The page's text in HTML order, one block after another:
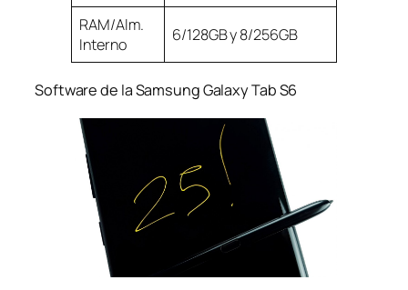
RAM/Alm.
Interno
6/128GB y 8/256GB
Software de la Samsung Galaxy Tab S6